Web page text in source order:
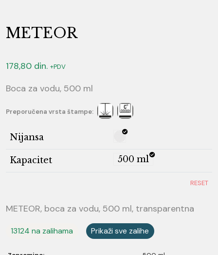
METEOR
178,80 din. +PDV
Boca za vodu, 500 ml
Preporučena vrsta štampe:
Nijansa
Kapacitet 500 ml
RESET
METEOR, boca za vodu, 500 ml, transparentna
13124 na zalihama Prikaži sve zalihe